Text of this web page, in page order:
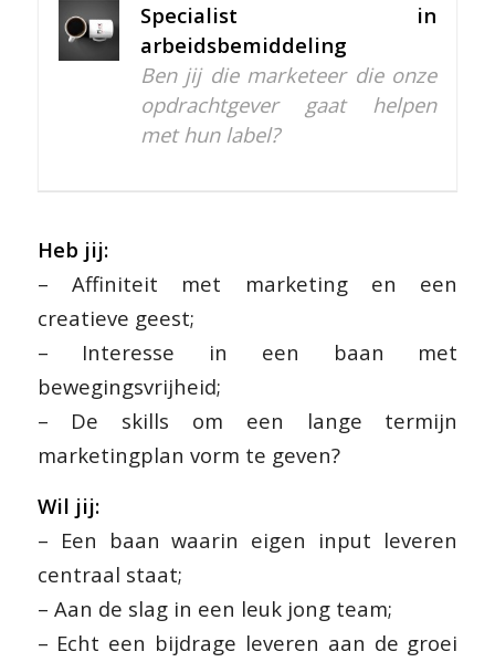
Specialist in
arbeidsbemiddeling
Ben jij die marketeer die onze
opdrachtgever gaat helpen
met hun label?
Heb jij:
– Affiniteit met marketing en een
creatieve geest;
– Interesse in een baan met
bewegingsvrijheid;
– De skills om een lange termijn
marketingplan vorm te geven?
Wil jij:
– Een baan waarin eigen input leveren
centraal staat;
– Aan de slag in een leuk jong team;
– Echt een bijdrage leveren aan de groei